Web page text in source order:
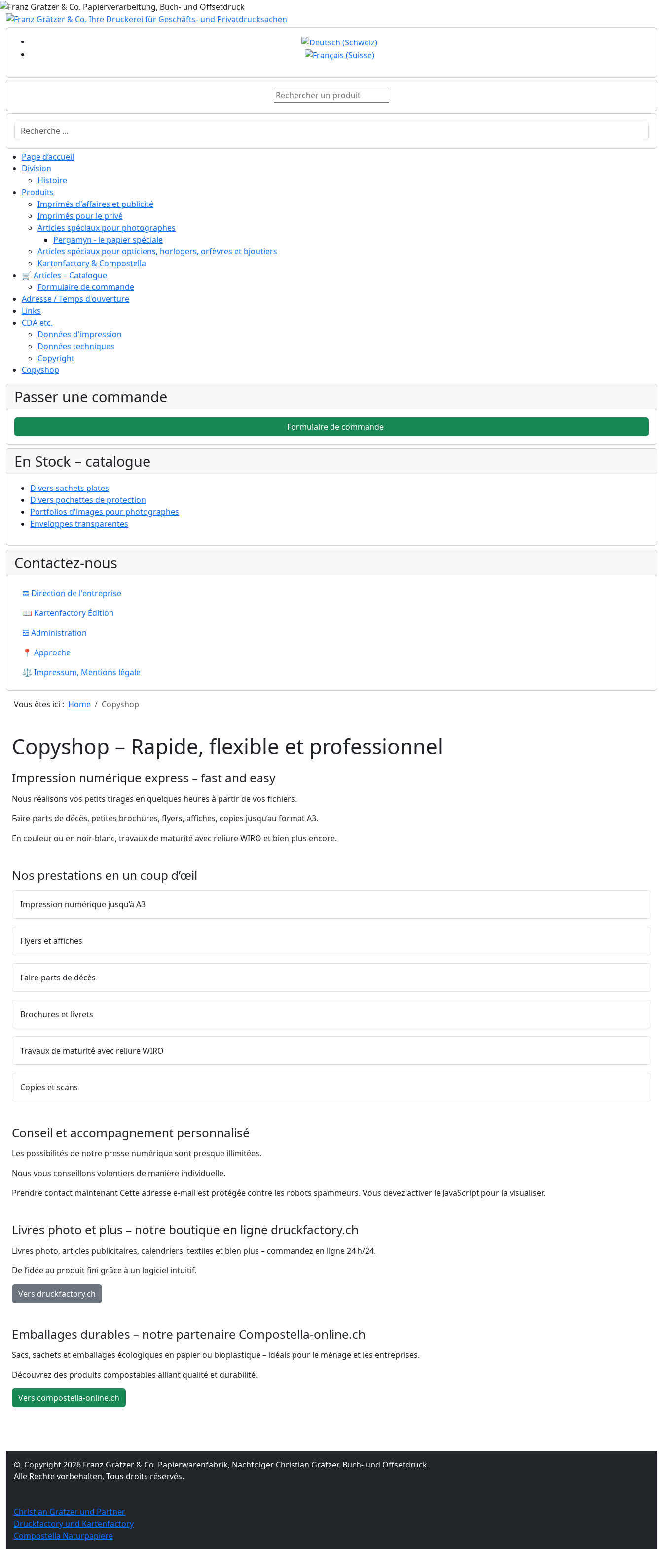
Sélectionnez votre langue
Page d’accueil
Division
Histoire
Produits
Imprimés d'affaires et publicité
Imprimés pour le privé
Articles spéciaux pour photographes
Pergamyn - le papier spéciale
Articles spéciaux pour opticiens, horlogers, orfèvres et bjoutiers
Kartenfactory & Compostella
🛒 Articles – Catalogue
Formulaire de commande
Adresse / Temps d'ouverture
Links
CDA etc.
Données d'impression
Données techniques
Copyright
Copyshop
Passer une commande
Formulaire de commande
En Stock – catalogue
Divers sachets plates
Divers pochettes de protection
Portfolios d'images pour photographes
Enveloppes transparentes
Contactez-nous
𝌕 Direction de l'entreprise
📖 Kartenfactory Édition
𝌕 Administration
📍 Approche
⚖ Impressum, Mentions légale
Vous êtes ici : Home Copyshop
Copyshop – Rapide, flexible et professionnel
Impression numérique express – fast and easy
Nous réalisons vos petits tirages en quelques heures à partir de vos fichiers.
Faire‑parts de décès, petites brochures, flyers, affiches, copies jusqu’au format A3.
En couleur ou en noir‑blanc, travaux de maturité avec reliure WIRO et bien plus encore.
Nos prestations en un coup d’œil
Impression numérique jusqu’à A3
Flyers et affiches
Faire‑parts de décès
Brochures et livrets
Travaux de maturité avec reliure WIRO
Copies et scans
Conseil et accompagnement personnalisé
Les possibilités de notre presse numérique sont presque illimitées.
Nous vous conseillons volontiers de manière individuelle.
Prendre contact maintenant Cette adresse e-mail est protégée contre les robots spammeurs. Vous devez activer le JavaScript pour la visualiser.
Livres photo et plus – notre boutique en ligne druckfactory.ch
Livres photo, articles publicitaires, calendriers, textiles et bien plus – commandez en ligne 24 h/24.
De l’idée au produit fini grâce à un logiciel intuitif.
Vers druckfactory.ch
Emballages durables – notre partenaire Compostella-online.ch
Sacs, sachets et emballages écologiques en papier ou bioplastique – idéals pour le ménage et les entreprises.
Découvrez des produits compostables alliant qualité et durabilité.
Vers compostella-online.ch
©, Copyright 2026 Franz Grätzer & Co. Papierwarenfabrik, Nachfolger Christian Grätzer, Buch- und Offsetdruck.
Alle Rechte vorbehalten, Tous droits réservés.
Christian Grätzer und Partner
Druckfactory und Kartenfactory
Compostella Naturpapiere